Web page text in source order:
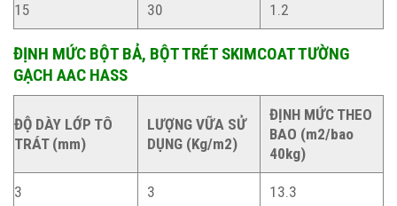
15 30 1.2
ĐỊNH MỨC BỘT BẢ, BỘT TRÉT SKIMCOAT TƯỜNG
GẠCH AAC HASS
ĐỘ DÀY LỚP TÔ
TRÁT (mm)
LƯỢNG VỮA SỬ
DỤNG (Kg/m2)
ĐỊNH MỨC THEO
BAO (m2/bao
40kg)
3 3 13.3